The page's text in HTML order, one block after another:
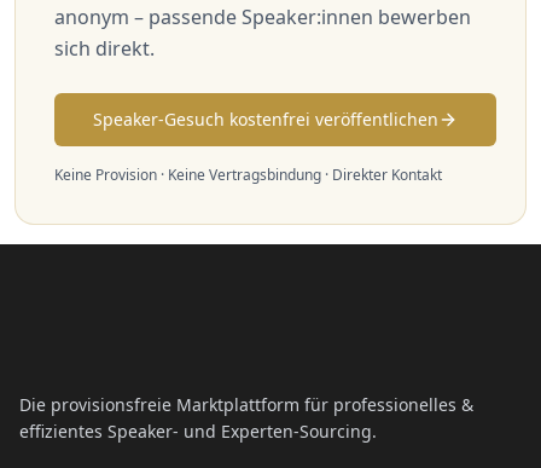
anonym – passende Speaker:innen bewerben
sich direkt.
Speaker-Gesuch kostenfrei veröffentlichen
Keine Provision · Keine Vertragsbindung · Direkter Kontakt
Die provisionsfreie Marktplattform für professionelles &
effizientes Speaker- und Experten-Sourcing.